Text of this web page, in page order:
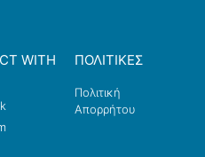
WITH ΠΟΛΙΤΙΚΕΣ
Πολιτική
Απορρήτου